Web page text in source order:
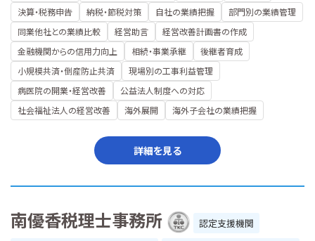
決算・税務申告
納税・節税対策 自社の業績把握
部門別の業績管理
同業他社との業績比較
経営助言
経営改善計画書の作成
金融機関からの信用力向上
相続・事業承継
後継者育成
小規模共済・倒産防止共済
現場別の工事利益管理
病医院の開業・経営改善
公益法人制度への対応
社会福祉法人の経営改善
海外展開 海外子会社の業績把握
詳細を見る
南優香税理士事務所
認定支援機関